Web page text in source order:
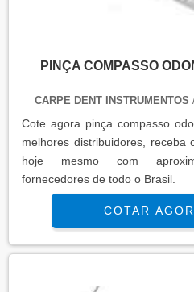
PINÇA COMPASSO
CARPE DENT INSTRUMENTOS
Cote agora pinça compasso
melhores distribuidores, receba
hoje mesmo com
fornecedores de todo o Brasil.
COTAR